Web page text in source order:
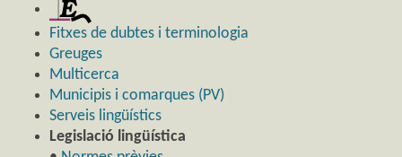
Fitxes de dubtes i terminologia
Greuges
Multicerca
Municipis i comarques (PV)
Serveis lingüístics
Legislació lingüística